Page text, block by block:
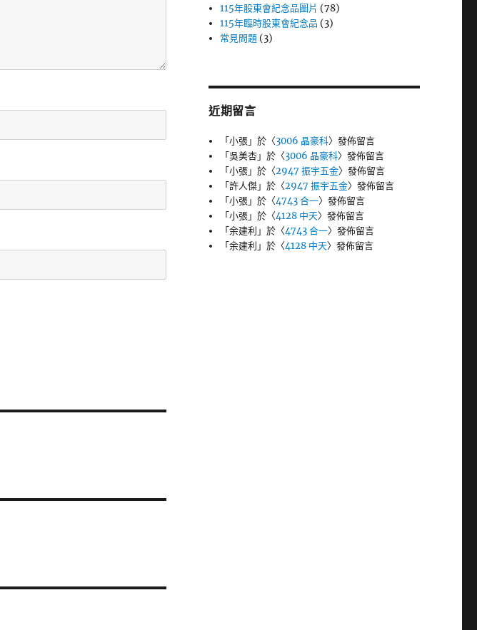
115年股東會紀念品圖片 (78)
115年臨時股東會紀念品 (3)
常見問題 (3)
近期留言
「小張」於〈3006 晶豪科〉發佈留言
「吳美杏」於〈3006 晶豪科〉發佈留言
「小張」於〈2947 振宇五金〉發佈留言
「許人傑」於〈2947 振宇五金〉發佈留言
「小張」於〈4743 合一〉發佈留言
「小張」於〈4128 中天〉發佈留言
「余建利 」於〈4743 合一〉發佈留言
「余建利 」於〈4128 中天〉發佈留言